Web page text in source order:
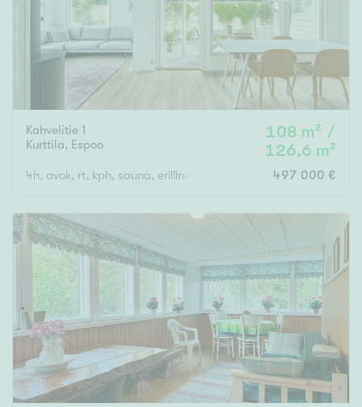
Kahvelitie 1
Kurttila, Espoo
108 m² /
126,6 m²
4h, avok, rt, kph, sauna, erillinen wc, khh, autotalli ja497 000 €